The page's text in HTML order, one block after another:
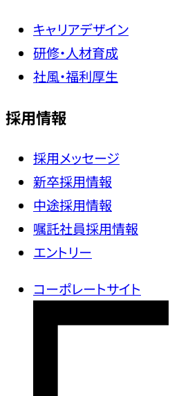
キャリアデザイン
研修・人材育成
社風・福利厚生
採用情報
採用メッセージ
新卒採用情報
中途採用情報
嘱託社員採用情報
エントリー
コーポレートサイト